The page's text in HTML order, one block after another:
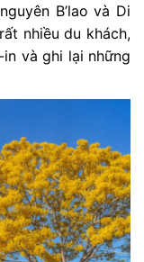
B’lao và Di
nhiều du khách,
và ghi lại những